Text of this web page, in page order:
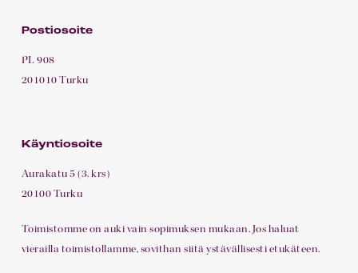
Postiosoite
PL 908
201010 Turku
Käyntiosoite
Aurakatu 5 (3. krs)
20100 Turku
Toimistomme on auki vain sopimuksen mukaan. Jos haluat
vierailla toimistollamme, sovithan siitä ystävällisesti etukäteen.